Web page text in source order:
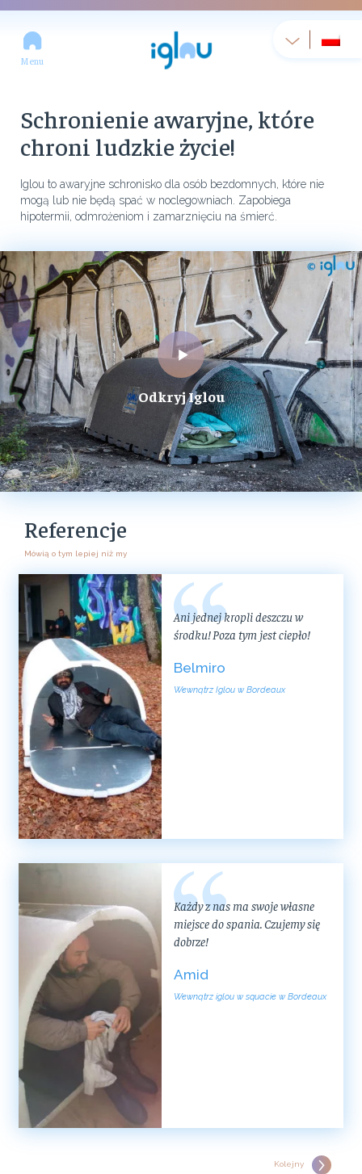
Menu
Schronienie awaryjne, które
chroni ludzkie życie!
Iglou to awaryjne schronisko dla osób bezdomnych, które nie
mogą lub nie będą spać w noclegowniach. Zapobiega
hipotermii, odmrożeniom i zamarznięciu na śmierć.
Odkryj Iglou
Referencje
Mówią o tym lepiej niż my
Ani jednej kropli deszczu w
środku! Poza tym jest ciepło!
Belmiro
Wewnątrz Iglou w Bordeaux
Każdy z nas ma swoje własne
miejsce do spania. Czujemy się
dobrze!
Amid
Wewnątrz iglou w squacie w Bordeaux
Kolejny